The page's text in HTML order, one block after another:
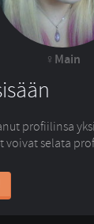
Main
profiilinsa
voivat selata